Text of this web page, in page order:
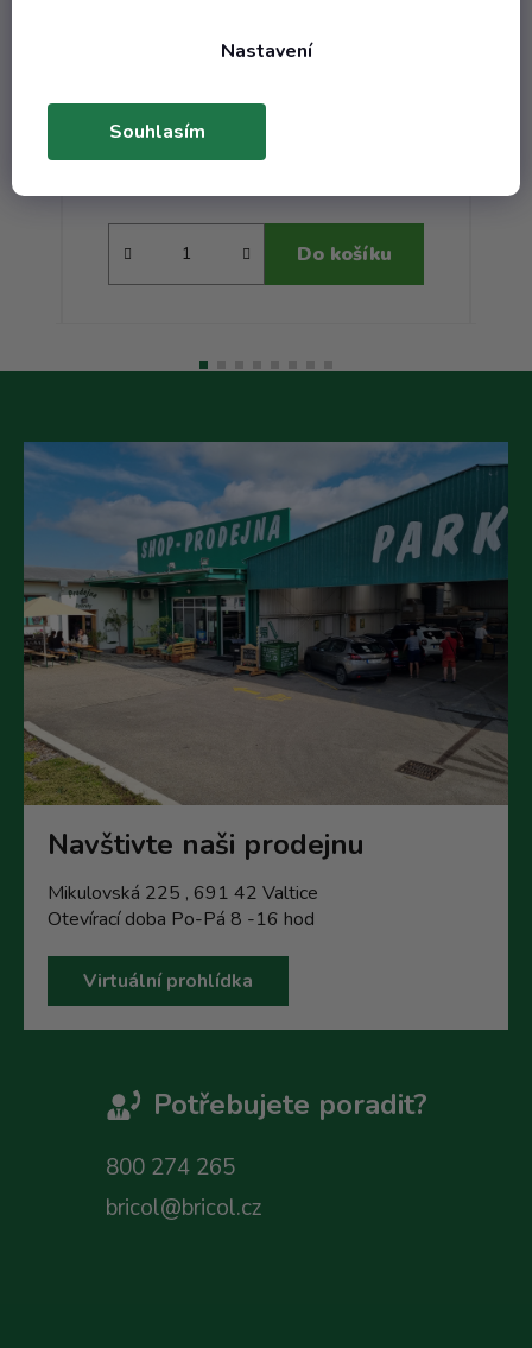
Nastavení
Souhlasím
Skladem
9,93 Kč včetně DPH
8,21 Kč
Do košíku
Navštivte naši prodejnu
Mikulovská 225 , 691 42 Valtice
Otevírací doba Po-Pá 8 -16 hod
Virtuální prohlídka
Potřebujete poradit?
800 274 265
bricol@bricol.cz